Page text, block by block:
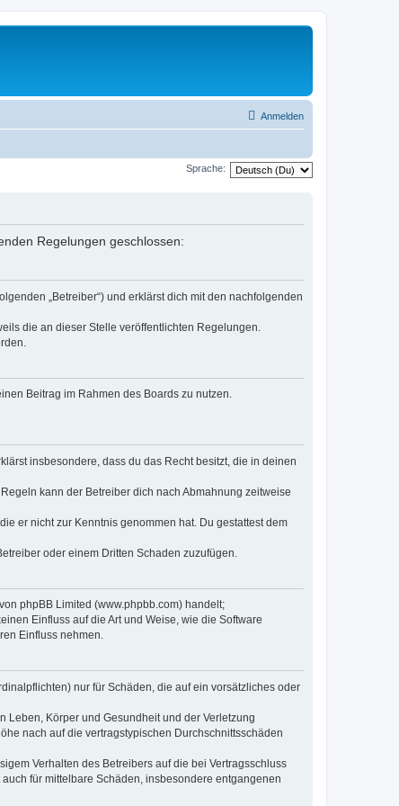
Anmelden
Sprache:
Regelungen geschlossen:
„Betreiber“) und erklärst dich mit den nachfolgenden
die an dieser Stelle veröffentlichten Regelungen.
Beitrag im Rahmen des Boards zu nutzen.
insbesondere, dass du das Recht besitzt, die in deinen
kann der Betreiber dich nach Abmahnung zeitweise
er nicht zur Kenntnis genommen hat. Du gestattest dem
oder einem Dritten Schaden zuzufügen.
phpBB Limited (www.phpbb.com) handelt;
Einfluss auf die Art und Weise, wie die Software
Einfluss nehmen.
nur für Schäden, die auf ein vorsätzliches oder
Leben, Körper und Gesundheit und der Verletzung
nach auf die vertragstypischen Durchschnittsschäden
Verhalten des Betreibers auf die bei Vertragsschluss
für mittelbare Schäden, insbesondere entgangenen